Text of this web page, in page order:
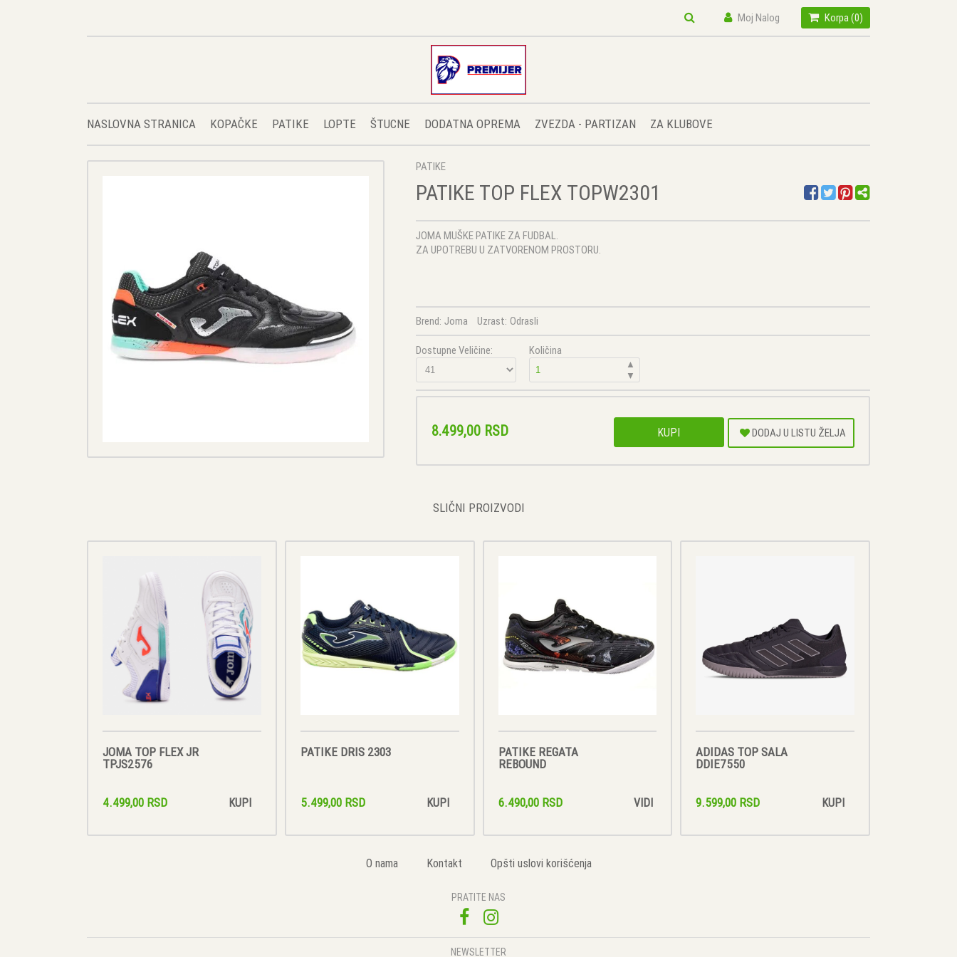
Moj Nalog Korpa (0)
NASLOVNA STRANICA KOPAČKE PATIKE LOPTE ŠTUCNE DODATNA OPREMA ZVEZDA - PARTIZAN ZA KLUBOVE
PATIKE
PATIKE TOP FLEX TOPW2301
JOMA MUŠKE PATIKE ZA FUDBAL.
ZA UPOTREBU U ZATVORENOM PROSTORU.
Brend: Joma Uzrast: Odrasli
Dostupne Veličine: Količina
▲
▼
8.499,00 RSD KUPI DODAJ U LISTU ŽELJA
SLIČNI PROIZVODI
JOMA TOP FLEX JR
TPJS2576
4.499,00 RSD KUPI
PATIKE DRIS 2303
5.499,00 RSD KUPI
PATIKE REGATA
REBOUND
6.490,00 RSD VIDI
ADIDAS TOP SALA
DDIE7550
9.599,00 RSD KUPI
O nama Kontakt Opšti uslovi korišćenja
PRATITE NAS
NEWSLETTER